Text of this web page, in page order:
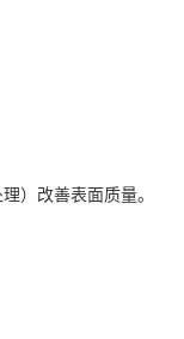
）改善表面质量。